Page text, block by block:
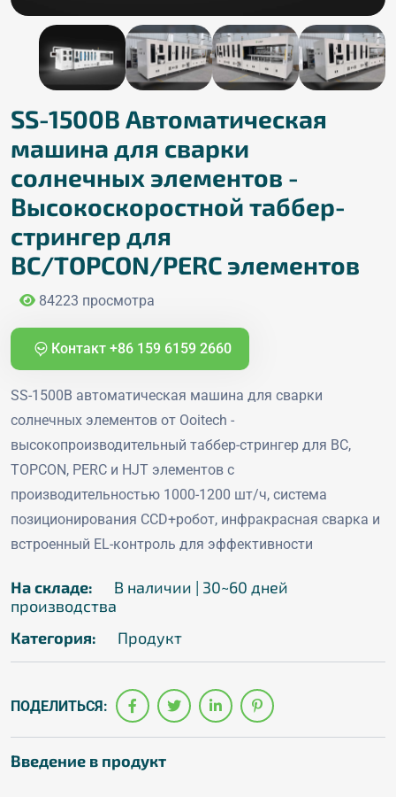
SS-1500B Автоматическая
машина для сварки
солнечных элементов -
Высокоскоростной таббер-
стрингер для
BC/TOPCON/PERC элементов
84223 просмотра
Контакт +86 159 6159 2660
SS-1500B автоматическая машина для сварки
солнечных элементов от Ooitech -
высокопроизводительный таббер-стрингер для BC,
TOPCON, PERC и HJT элементов с
производительностью 1000-1200 шт/ч, система
позиционирования CCD+робот, инфракрасная сварка и
встроенный EL-контроль для эффективности
На складе:
В наличии | 30~60 дней
производства
Категория:
Продукт
ПОДЕЛИТЬСЯ:
Введение в продукт